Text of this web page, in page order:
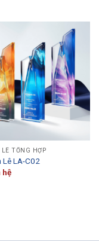
LÊ TỔNG HỢP
Lê LA-C02
hệ